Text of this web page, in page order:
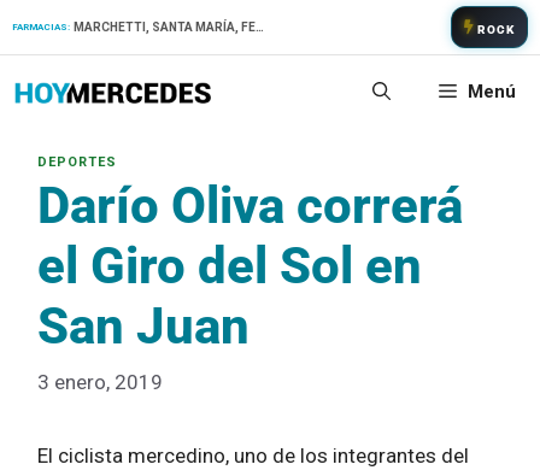
FARMACIAS: ROCK
Menú
Darío Oliva correrá
el Giro del Sol en
San Juan
3 enero, 2019
El ciclista mercedino, uno de los integrantes del